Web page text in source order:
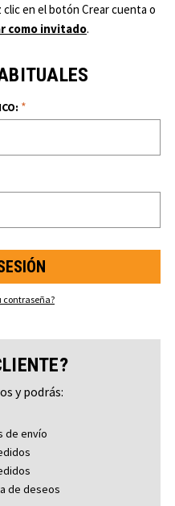
en el botón Crear cuenta o
como invitado.
*
contraseña?
y podrás:
de envío
de deseos